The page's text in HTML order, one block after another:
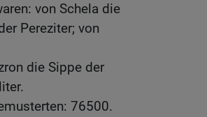
von Schela die
Pereziter; von
die Sippe der
76500.